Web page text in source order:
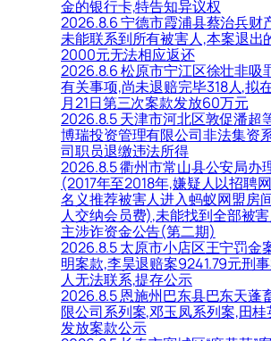
金的银行卡,特告知异议权
2026.8.6 宁德市霞浦县蔡治兵财
未能联系到所有被害人,本案退出
2000元无法相应返还
2026.8.6 松原市宁江区徐壮非吸
有关事项,尚未退赔完毕318人,拟
月21日第三次案款发放60万元
2026.8.5 天津市河北区敦促潘超
博瑞投资管理有限公司非法集资
司职员退缴违法所得
2026.8.5 衢州市常山县公安局办
(2017年至2018年,嫌疑人以招聘
名义推荐被害人进入蚂蚁网盟房
人交纳会员费),未能找到全部被
主涉诈资金公告(第二期)
2026.8.5 太原市小店区王宁罚金
明案款,李昊退赔案9241.79元刑
人无法联系,提存公示
2026.8.5 恩施州巴东县巴东天蓬
限公司系列案,邓玉凤系列案,田
发放案款公示